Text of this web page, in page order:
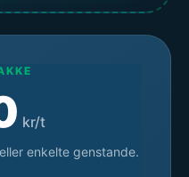
kr/t
enkelte genstande.